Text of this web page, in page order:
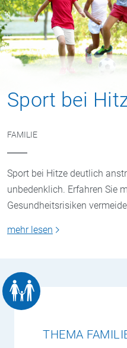
Sport bei
FAMILIE
Sport bei Hitze deutlich
unbedenklich. Erfahren Sie
Gesundheitsrisiken
mehr lesen
THEMA